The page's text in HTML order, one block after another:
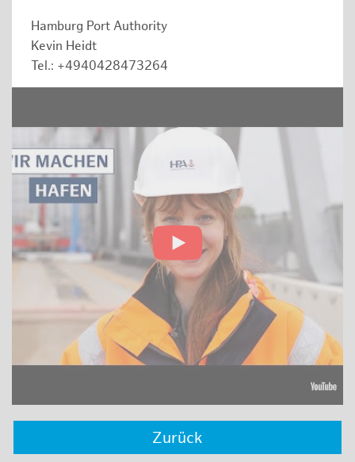
Hamburg Port Authority
Kevin Heidt
Tel.: +4940428473264
Zurück